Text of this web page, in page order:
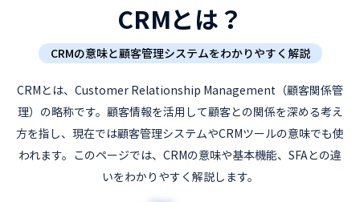
CRMとは？
CRMの意味と顧客管理システムをわかりやすく解説
CRMとは、Customer Relationship Management（顧客関係管
理）の略称です。顧客情報を活用して顧客との関係を深める考え
方を指し、現在では顧客管理システムやCRMツールの意味でも使
われます。このページでは、CRMの意味や基本機能、SFAとの違
いをわかりやすく解説します。